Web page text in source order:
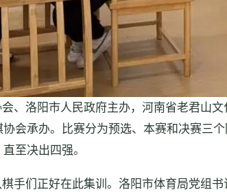
、洛阳市人民政府主办，河南省老君山
会承办。比赛分为预选、本赛和决赛三
至决出四强。
手们正好在此集训。洛阳市体育局党组